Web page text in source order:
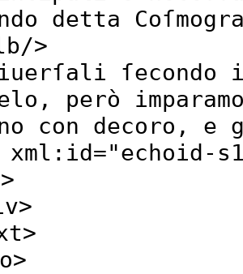
detta
/>
però
con decoro, e
xml:id="echoid-
>
>
>
>